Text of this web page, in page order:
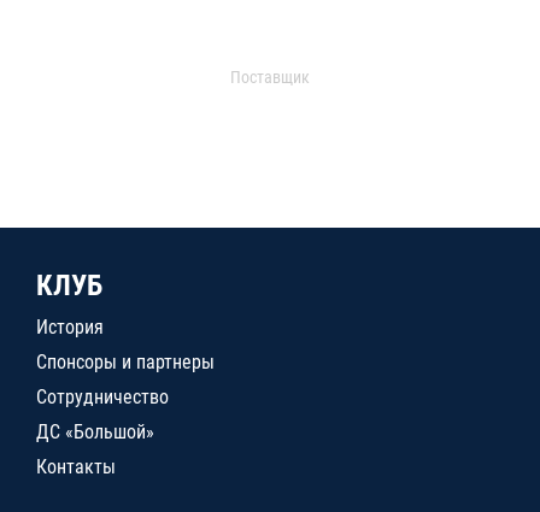
Поставщик
КЛУБ
История
Спонсоры и партнеры
Сотрудничество
ДС «Большой»
Контакты